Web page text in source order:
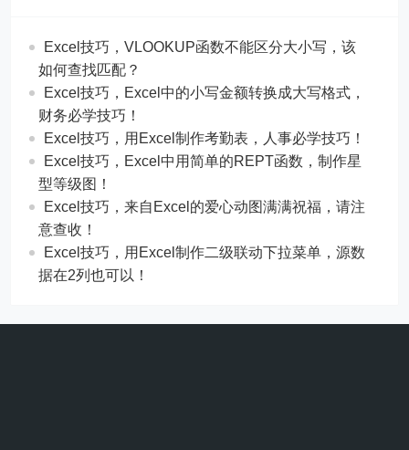
Excel技巧，​​VLOOKUP函数不能区分大小写，该
如何查找匹配？
​​Excel技巧，Excel中的小写金额转换成大写格式，
财务必学技巧！
​​Excel技巧，用Excel制作考勤表，人事必学技巧！
Excel技巧，​​Excel中用简单的REPT函数，制作星
型等级图！
Excel技巧，来自Excel的爱心动图满满祝福，请注
意查收！
Excel技巧，用Excel制作二级联动下拉菜单，源数
据在2列也可以！